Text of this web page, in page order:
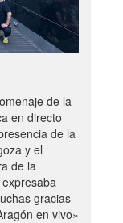
de la
en directo
de la
y el
de la
gracias
en vivo»